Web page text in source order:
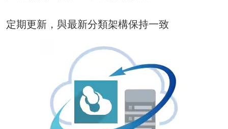
定期更新，與最新分類架構保持一致